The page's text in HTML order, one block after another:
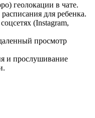
геолокации в чате.
для ребенка.
(Instagram,
просмотр
и прослушивание